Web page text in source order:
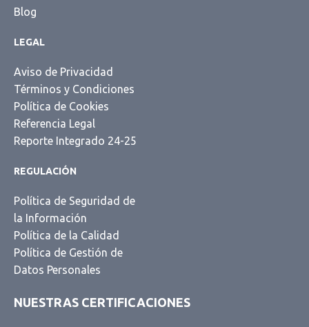
Blog
LEGAL
Aviso de Privacidad
Términos y Condiciones
Política de Cookies
Referencia Legal
Reporte Integrado 24-25
REGULACIÓN
Política de Seguridad de
la Información
Política de la Calidad
Política de Gestión de
Datos Personales
NUESTRAS CERTIFICACIONES